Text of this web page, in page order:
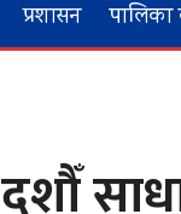
प्रशासन पालिका